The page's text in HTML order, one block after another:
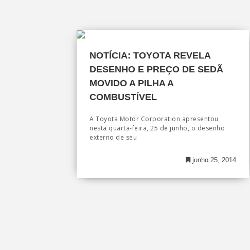
NOTÍCIA: TOYOTA REVELA
DESENHO E PREÇO DE SEDÃ
MOVIDO A PILHA A
COMBUSTÍVEL
A Toyota Motor Corporation apresentou
nesta quarta-feira, 25 de junho, o desenho
externo de seu
junho 25, 2014